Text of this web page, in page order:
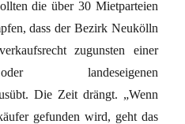
die über 30 Mietparteien
dass der Bezirk Neukölln
zugunsten einer
landeseigenen
Die Zeit drängt. „Wenn
gefunden wird, geht das